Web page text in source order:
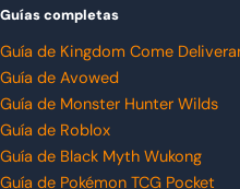
Guías completas
Guía de Kingdom Come
Guía de Avowed
Guía de Monster Hunter Wilds
Guía de Roblox
Guía de Black Myth Wukong
Guía de Pokémon TCG Pocket